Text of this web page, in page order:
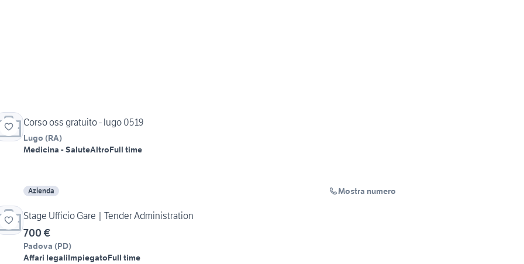
Corso oss gratuito - lugo 0519
Lugo (RA)
Medicina - SaluteAltroFull time
Azienda Mostra numero
Stage Ufficio Gare | Tender Administration
700 €
Padova (PD)
Affari legaliImpiegatoFull time